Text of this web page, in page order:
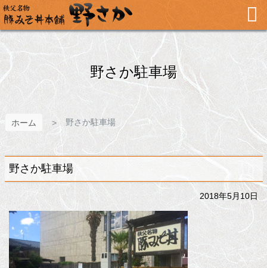
メ
イ
ン
コ
ン
プ
野さか駐車場
ホーム 野さか駐車場
野さか駐車場
2018年5月10日